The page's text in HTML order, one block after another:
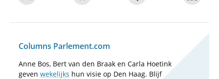
Columns Parlement.com
Anne Bos, Bert van den Braak en Carla Hoetink
geven wekelijks hun visie op Den Haag. Blijf